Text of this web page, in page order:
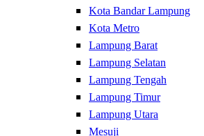
Kota Bandar Lampung
Kota Metro
Lampung Barat
Lampung Selatan
Lampung Tengah
Lampung Timur
Lampung Utara
Mesuji